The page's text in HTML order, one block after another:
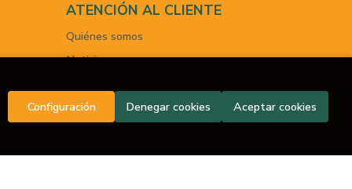
ATENCIÓN AL CLIENTE
Quiénes somos
Noticias
Configuración Denegar cookies Aceptar cookies